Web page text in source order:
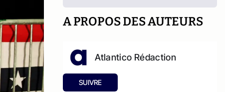
A PROPOS DES AUTEURS
Atlantico Rédaction
SUIVRE